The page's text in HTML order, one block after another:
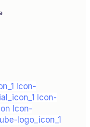
Icon-
Icon-
Icon-
logo_icon_1